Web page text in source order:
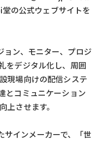
の公式ウェブサイトを
ョン、モニター、プロジ
をデジタル化し、周囲
現場向けの配信システ
とコミュニケーション
上させます。
インメーカーで、「世